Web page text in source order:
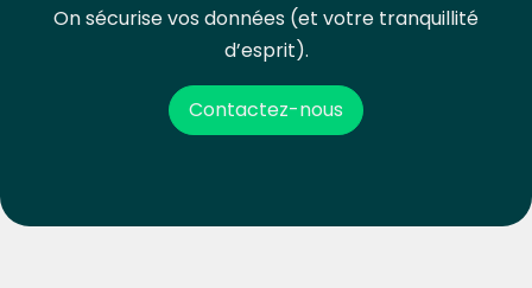
On sécurise vos données (et votre tranquillité
d’esprit).
Contactez-nous